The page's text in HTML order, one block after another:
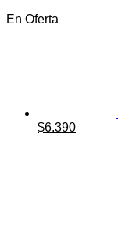
En Oferta
El
$6.390El